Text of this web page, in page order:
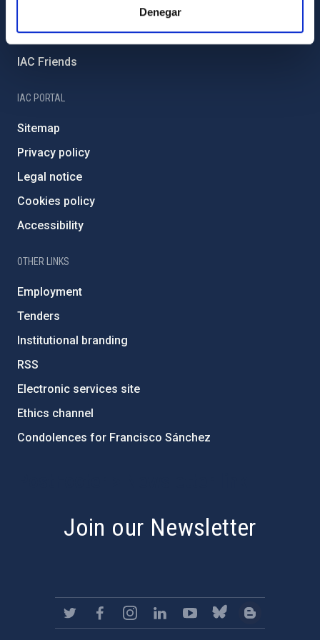
Denegar
Severo Ochoa Programme
IAC Friends
IAC PORTAL
Sitemap
Privacy policy
Legal notice
Cookies policy
Accessibility
OTHER LINKS
Employment
Tenders
Institutional branding
RSS
Electronic services site
Ethics channel
Condolences for Francisco Sánchez
Join our Newsletter